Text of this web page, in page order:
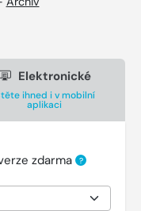
Elektronické
ihned i v mobilní
aplikaci
zdarma ?